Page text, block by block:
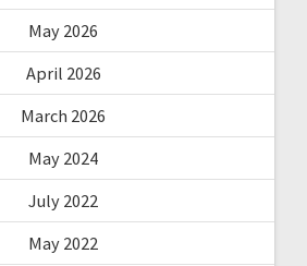
May 2026
April 2026
March 2026
May 2024
July 2022
May 2022